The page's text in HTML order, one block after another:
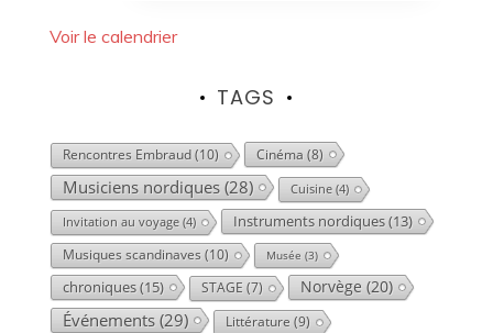
Voir le calendrier
TAGS
Rencontres Embraud(10) Cinéma (8)
Musiciens nordiques(28) Cuisine(4)
Invitation au voyage(4) Instruments nordiques(13)
Musiques scandinaves (10) Musée (3)
chroniques(15) STAGE (7) Norvège (20)
Événements(29) Littérature (9)